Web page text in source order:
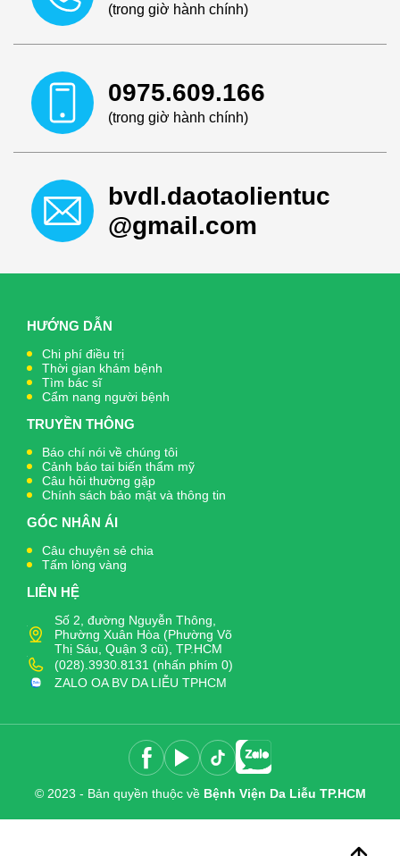
(trong giờ hành chính)
0975.609.166
(trong giờ hành chính)
bvdl.daotaolientuc
@gmail.com
HƯỚNG DẪN
Chi phí điều trị
Thời gian khám bệnh
Tìm bác sĩ
Cẩm nang người bệnh
TRUYỀN THÔNG
Báo chí nói về chúng tôi
Cảnh báo tai biến thẩm mỹ
Câu hỏi thường gặp
Chính sách bảo mật và thông tin
GÓC NHÂN ÁI
Câu chuyện sẻ chia
Tấm lòng vàng
LIÊN HỆ
Số 2, đường Nguyễn Thông,
Phường Xuân Hòa (Phường Võ
Thị Sáu, Quận 3 cũ), TP.HCM
(028).3930.8131 (nhấn phím 0)
ZALO OA BV DA LIỄU TPHCM
© 2023 - Bản quyền thuộc về Bệnh Viện Da Liễu TP.HCM